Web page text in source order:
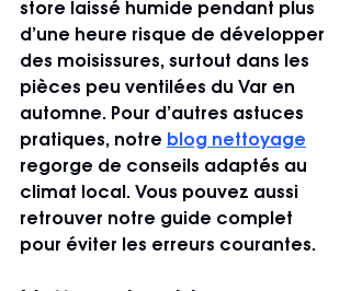
store laissé humide pendant plus
d’une heure risque de développer
des moisissures, surtout dans les
pièces peu ventilées du Var en
automne. Pour d’autres astuces
pratiques, notre blog nettoyage
regorge de conseils adaptés au
climat local. Vous pouvez aussi
retrouver notre guide complet
pour éviter les erreurs courantes.